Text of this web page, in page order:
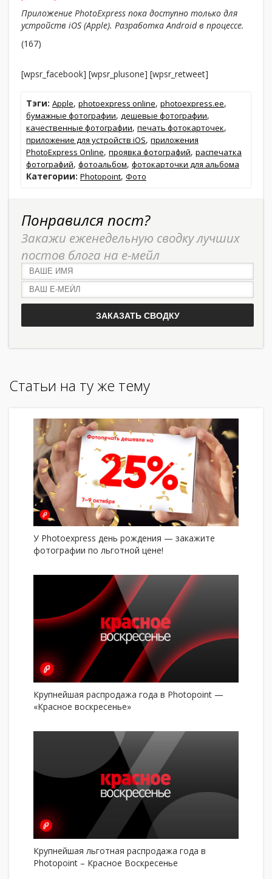
Приложение PhotoExpress пока доступно только для
устройств iOS (Apple). Разработка Android в процессе.
(167)
[wpsr_facebook] [wpsr_plusone] [wpsr_retweet]
Тэги: Apple, photoexpress online, photoexpress.ee,
бумажные фотографии, дешевые фотографии,
качественные фотографии, печать фотокарточек,
приложение для устройств iOS, приложения
PhotoExpress Online, проявка фотографий, распечатка
фотографий, фотоальбом, фотокарточки для альбома
Категории: Photopoint, Фото
Понравился пост?
Закажи еженедельную сводку лучших
постов блога на е-мейл
Статьи на ту же тему
У Photoexpress день рождения — закажите
фотографии по льготной цене!
Крупнейшая распродажа года в Photopoint —
«Красное воскресенье»
Крупнейшая льготная распродажа года в
Photopoint – Красное Воскресенье